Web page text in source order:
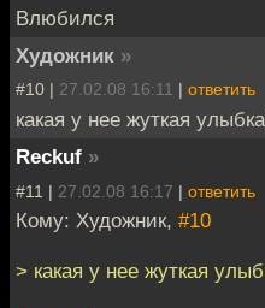
Влюбился
Художник »
#10 | 27.02.08 16:11 | ответить
какая у нее жуткая
Reckuf »
#11 | 27.02.08 16:17 | ответить
Кому: Художник, #10
> какая у нее жуткая